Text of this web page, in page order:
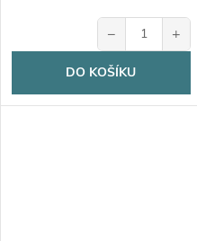
− +
DO KOŠÍKU